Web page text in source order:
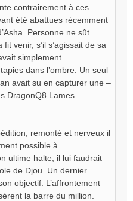
contrairement à ces
été abattues récemment
Personne ne sût
venir, s’il s’agissait de sa
simplement
dans l’ombre. Un seul
avait su en capturer une –
DragonQ8 Lames
remonté et nerveux il
possible à
ultime halte, il lui faudrait
de Djou. Un dernier
objectif. L’affrontement
la barre du million.